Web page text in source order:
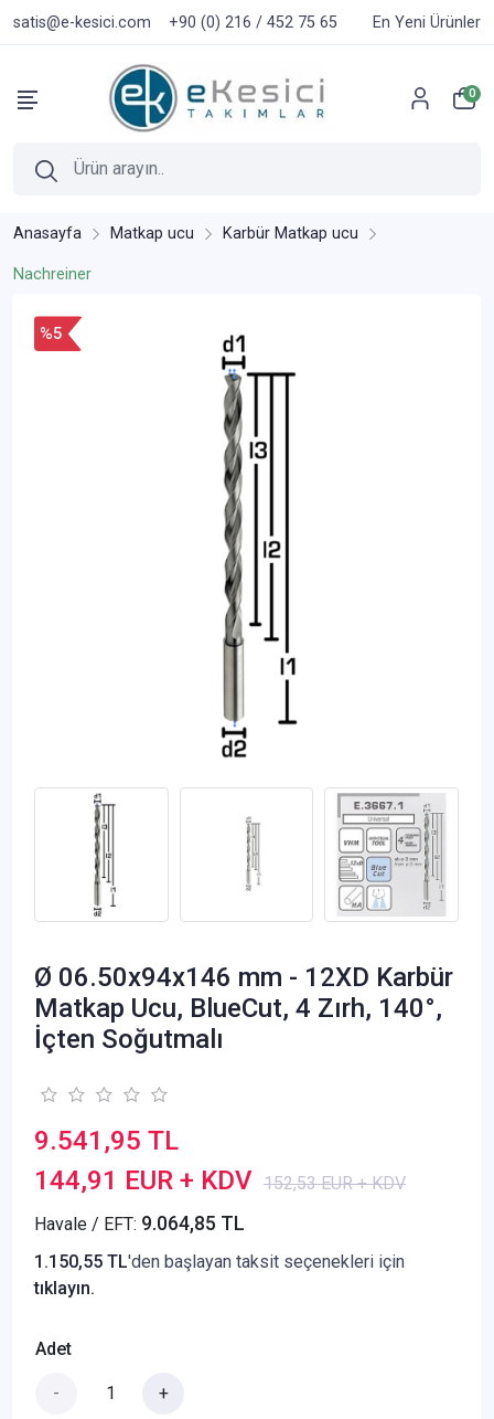
satis@e-kesici.com +90 (0) 216 / 452 75 65 En Yeni Ürünler
0
Anasayfa Matkap ucu Karbür Matkap ucu
Nachreiner
%5
Ø 06.50x94x146 mm - 12XD Karbür
Matkap Ucu, BlueCut, 4 Zırh, 140°,
İçten Soğutmalı
9.541,95 TL
144,91 EUR + KDV 152,53 EUR + KDV
Havale / EFT: 9.064,85 TL
1.150,55 TL'den başlayan taksit seçenekleri için
tıklayın.
Adet
- +